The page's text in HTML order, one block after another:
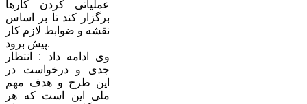
عملیاتی کردن کارها
برگزار کند تا بر اساس
نقشه و ضوابط لازم کار
پیش برود.
وی ادامه داد : انتظار
جدی و درخواست در
این طرح و هدف مهم
ملی این است که هر